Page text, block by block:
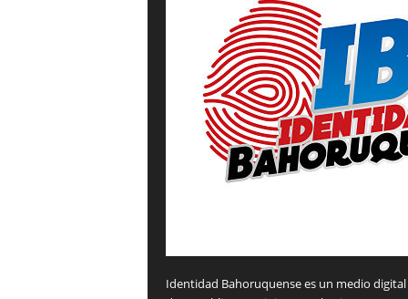
Identidad Bahoruquense es un medio